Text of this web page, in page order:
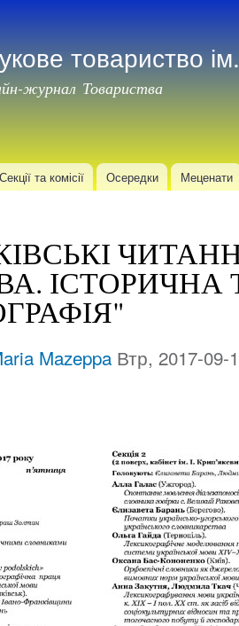
товариство
журнал Товариства
Секції та комісії Осередки Меценати
ІСТОРИЧНА
Mazeppa Втр, 2017-09-